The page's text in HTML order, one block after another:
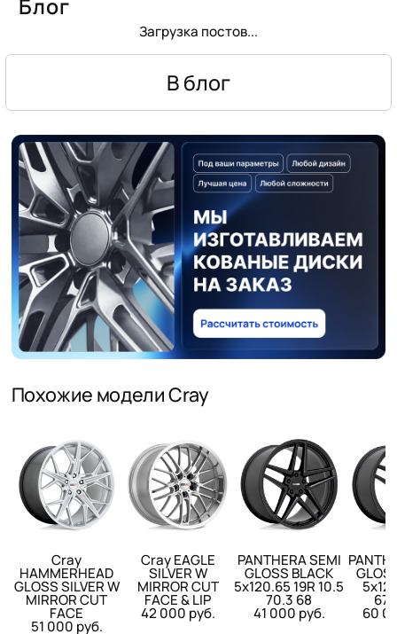
Блог
Загрузка постов...
В блог
Похожие модели Cray
Cray
HAMMERHEAD
GLOSS SILVER W
MIRROR CUT
FACE
51 000 руб.
Cray EAGLE
SILVER W
MIRROR CUT
FACE & LIP
42 000 руб.
PANTHERA SEMI
GLOSS BLACK
5x120.65 19R 10.5
70.3 68
41 000 руб. 60